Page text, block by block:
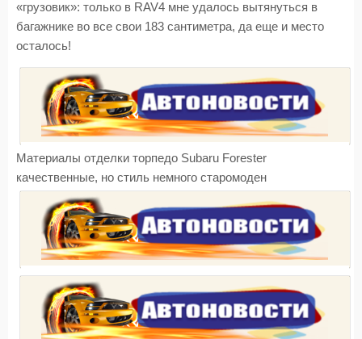
«грузовик»: только в RAV4 мне удалось вытянуться в
багажнике во все свои 183 сантиметра, да еще и место
осталось!
Материалы отделки торпедо Subaru Forester
качественные, но стиль немного старомоден